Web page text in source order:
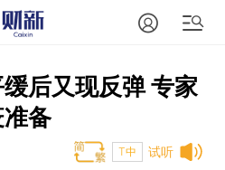
后又现反弹 专家
备
试听
T中